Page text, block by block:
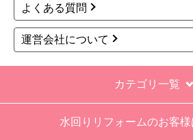
よくある質問
運営会社について
カテゴリ一覧
水回りリフォームのお客様